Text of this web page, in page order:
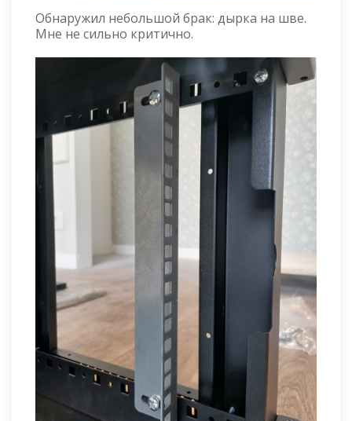
Обнаружил небольшой брак: дырка на шве.
Мне не сильно критично.